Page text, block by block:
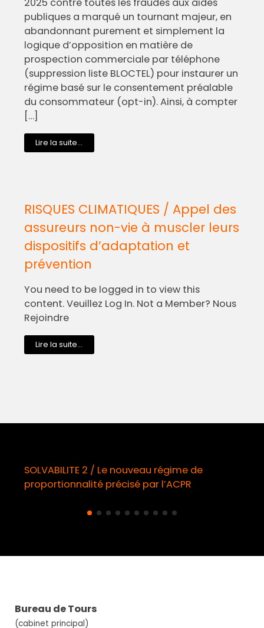
2025 contre toutes les fraudes aux aides
publiques a marqué un tournant majeur, en
abandonnant purement et simplement la
logique d’opposition en matière de
prospection commerciale par téléphone
(suppression liste BLOCTEL) pour instaurer un
régime basé sur le consentement préalable
du consommateur (opt-in). Ainsi, à compter
[…]
Lire la suite...
RISQUES CLIMATIQUES / Appel des
assureurs non-vie à muscler leurs
dispositifs d’adaptation et
prévention
You need to be logged in to view this
content. Veuillez Log In. Not a Member? Nous
Rejoindre
Lire la suite...
SOLVABILITE 2 / Le nouveau régime de
proportionnalité précisé par l’ACPR
Bureau de Tours
(cabinet principal)